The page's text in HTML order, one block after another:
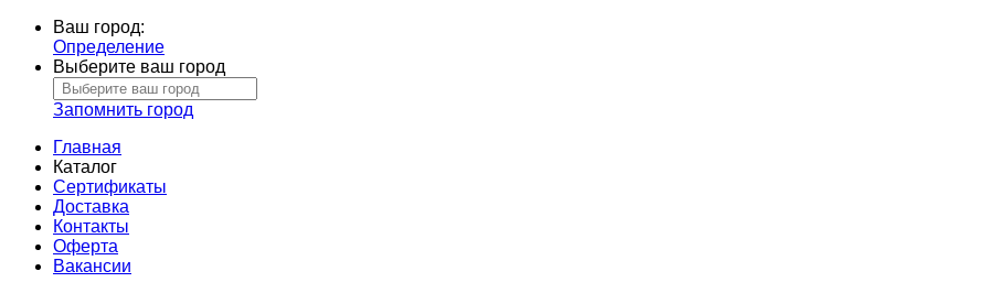
Ваш город:
Определение
Выберите ваш город
Запомнить город
Главная
Каталог
Сертификаты
Доставка
Контакты
Оферта
Вакансии